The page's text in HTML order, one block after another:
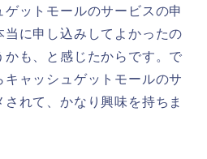
ットモールのサービスの申
当に申し込みしてよかったの
も、と感じたからです。で
キャッシュゲットモールのサ
れて、かなり興味を持ちま